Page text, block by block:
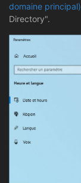
domaine principal)
Directory".